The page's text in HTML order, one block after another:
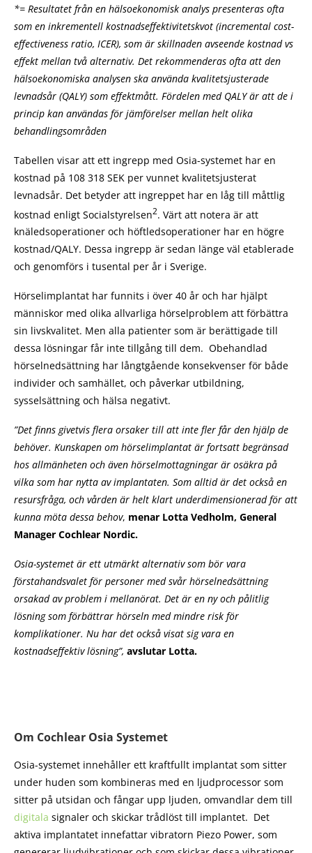
*= Resultatet från en hälsoekonomisk analys presenteras ofta
som en inkrementell kostnadseffektivitetskvot (incremental cost-
effectiveness ratio, ICER), som är skillnaden avseende kostnad vs
effekt mellan två alternativ. Det rekommenderas ofta att den
hälsoekonomiska analysen ska använda kvalitetsjusterade
levnadsår (QALY) som effektmått. Fördelen med QALY är att de i
princip kan användas för jämförelser mellan helt olika
behandlingsområden
Tabellen visar att ett ingrepp med Osia-systemet har en
kostnad på 108 318 SEK per vunnet kvalitetsjusterat
levnadsår. Det betyder att ingreppet har en låg till måttlig
kostnad enligt Socialstyrelsen2. Värt att notera är att
knäledsoperationer och höftledsoperationer har en högre
kostnad/QALY. Dessa ingrepp är sedan länge väl etablerade
och genomförs i tusental per år i Sverige.
Hörselimplantat har funnits i över 40 år och har hjälpt
människor med olika allvarliga hörselproblem att förbättra
sin livskvalitet. Men alla patienter som är berättigade till
dessa lösningar får inte tillgång till dem. Obehandlad
hörselnedsättning har långtgående konsekvenser för både
individer och samhället, och påverkar utbildning,
sysselsättning och hälsa negativt.
”Det finns givetvis flera orsaker till att inte fler får den hjälp de
behöver. Kunskapen om hörselimplantat är fortsatt begränsad
hos allmänheten och även hörselmottagningar är osäkra på
vilka som har nytta av implantaten. Som alltid är det också en
resursfråga, och vården är helt klart underdimensionerad för att
kunna möta dessa behov, menar Lotta Vedholm, General
Manager Cochlear Nordic.
Osia-systemet är ett utmärkt alternativ som bör vara
förstahandsvalet för personer med svår hörselnedsättning
orsakad av problem i mellanörat. Det är en ny och pålitlig
lösning som förbättrar hörseln med mindre risk för
komplikationer. Nu har det också visat sig vara en
kostnadseffektiv lösning”, avslutar Lotta.
Om Cochlear Osia Systemet
Osia-systemet innehåller ett kraftfullt implantat som sitter
under huden som kombineras med en ljudprocessor som
sitter på utsidan och fångar upp ljuden, omvandlar dem till
digitala signaler och skickar trådlöst till implantet. Det
aktiva implantatet innefattar vibratorn Piezo Power, som